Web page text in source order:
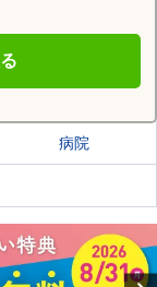
病院